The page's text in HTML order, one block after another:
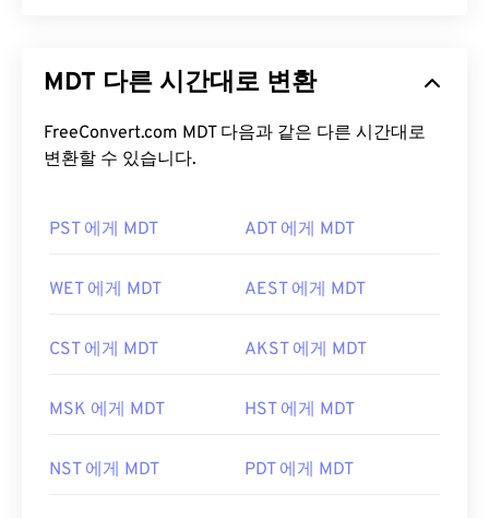
MDT 다른 시간대로 변환
FreeConvert.com MDT 다음과 같은 다른 시간대로
변환할 수 있습니다.
PST 에게 MDT ADT 에게 MDT
WET 에게 MDT AEST 에게 MDT
CST 에게 MDT AKST 에게 MDT
MSK 에게 MDT HST 에게 MDT
NST 에게 MDT PDT 에게 MDT